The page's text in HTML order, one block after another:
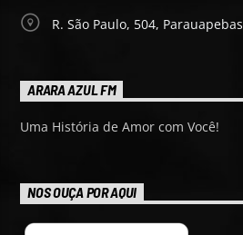
R. São Paulo, 504, Parauapebas
ARARA AZUL FM
Uma História de Amor com Você!
NOS OUÇA POR AQUI